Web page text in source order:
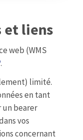
et liens
web (WMS
.
limité.
en tant
un bearer
vos
concernant